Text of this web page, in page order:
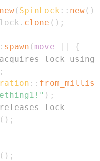
new( SpinLock :: new( )
. clone ( ) ;
spawn ( move | |
{
lock using
;
:: from_millis
) ;
lock
( ) ;
( ) ;